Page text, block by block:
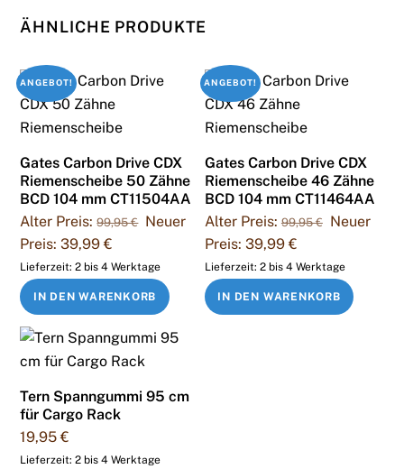
ÄHNLICHE PRODUKTE
ANGEBOT!
Gates Carbon Drive CDX
Riemenscheibe 50 Zähne
BCD 104 mm CT11504AA
Alter Preis: 99,95€ Ursprünglicher
war:
99,95 €
Neuer
Preis: 39,99€
Preis
39,99 €.
Lieferzeit:2 bis 4 Werktage
IN DEN WARENKORB
ANGEBOT!
Gates Carbon Drive CDX
Riemenscheibe 46 Zähne
BCD 104 mm CT11464AA
Alter Preis: 99,95€
war:
99,95 €
Neuer
Preis: 39,99€Aktueller
Preis
39,99 €.
Lieferzeit: 2 bis 4 Werktage
IN DEN WARENKORB
Tern Spanngummi 95 cm
für Cargo Rack
19,95€
Lieferzeit:2 bis 4 Werktage